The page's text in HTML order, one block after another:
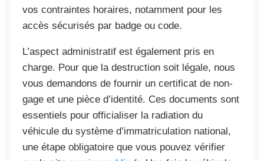
vos contraintes horaires, notamment pour les
accès sécurisés par badge ou code.
L’aspect administratif est également pris en
charge. Pour que la destruction soit légale, nous
vous demandons de fournir un certificat de non-
gage et une pièce d’identité. Ces documents sont
essentiels pour officialiser la radiation du
véhicule du système d’immatriculation national,
une étape obligatoire que vous pouvez vérifier